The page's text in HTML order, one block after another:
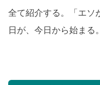
全て紹介する。「エソ
日が、今日から始まる。